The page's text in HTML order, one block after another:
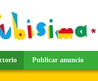
Publicar anuncio